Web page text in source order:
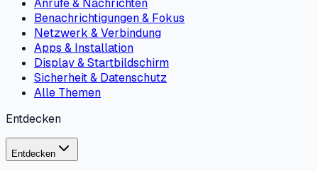
Anrufe & Nachrichten
Benachrichtigungen & Fokus
Netzwerk & Verbindung
Apps & Installation
Display & Startbildschirm
Sicherheit & Datenschutz
Alle Themen
Entdecken
Entdecken